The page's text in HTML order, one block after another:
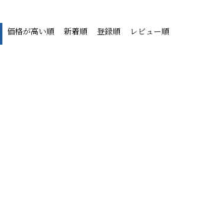
価格が高い順 新着順 登録順 レビュー順